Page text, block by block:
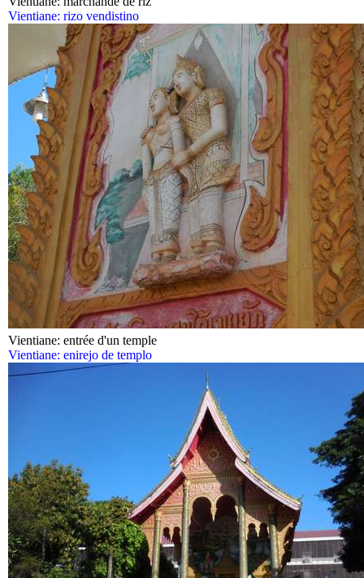
Vientiane: rizo vendistino
Vientiane: entrée d'un temple
Vientiane: enirejo de templo